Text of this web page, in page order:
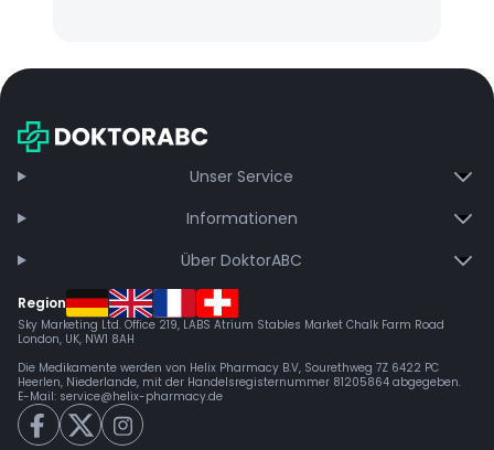
Unser Service
Informationen
Über DoktorABC
Region
Sky Marketing Ltd. Office 219, LABS Atrium Stables Market Chalk Farm Road
London, UK, NW1 8AH
Die Medikamente werden von Helix Pharmacy B.V, Sourethweg 7Z 6422 PC
Heerlen, Niederlande, mit der Handelsregisternummer 81205864 abgegeben.
E-Mail: service@helix-pharmacy.de